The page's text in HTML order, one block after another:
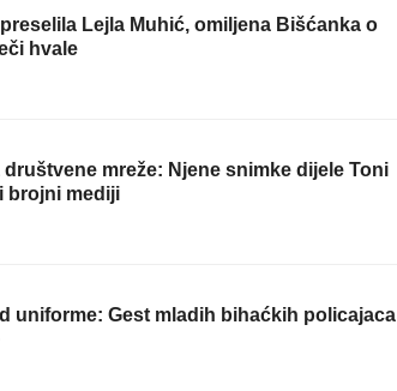
Lejla Muhić, omiljena Bišćanka o
hvale
mreže: Njene snimke dijele Toni
brojni mediji
uniforme: Gest mladih bihaćkih policajaca